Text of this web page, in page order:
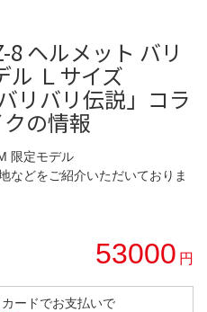
8 ヘルメット バリ
ル Ｌサイズ
リバリ伝説」コラ
の情報
限定モデル
などをご紹介いただいておりま
53000 円
ードでお支払いで